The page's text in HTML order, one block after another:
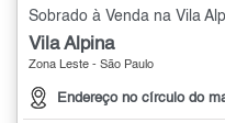
Sobrado à Venda na Vila
Vila Alpina
Zona Leste - São Paulo
Endereço no círculo do